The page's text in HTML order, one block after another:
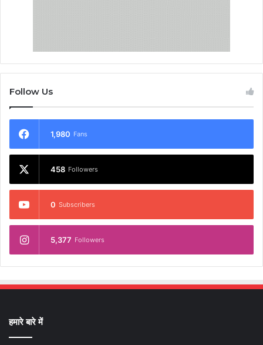
Follow Us
1,980 Fans
458 Followers
0 Subscribers
5,377 Followers
हमारे बारे में